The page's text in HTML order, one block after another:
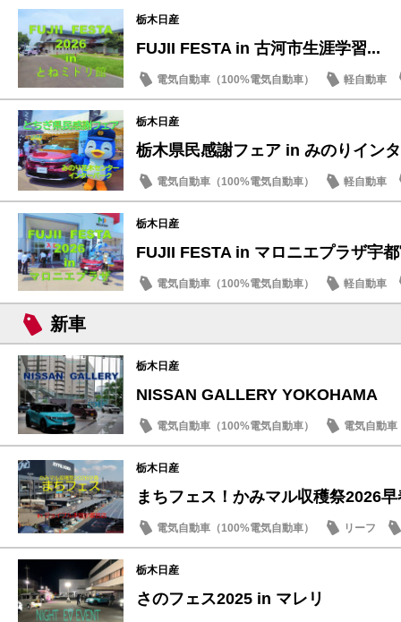
栃木日産
FUJII FESTA in 古河市生涯学習...
電気自動車（100%電気自動車）
軽自動車
サクラ
栃木日産
栃木県民感謝フェア in みのりイン
電気自動車（100%電気自動車）
軽自動車
サクラ
栃木日産
FUJII FESTA in マロニエプラザ宇
電気自動車（100%電気自動車）
軽自動車
サクラ
新車
栃木日産
NISSAN GALLERY YOKOHAMA
電気自動車（100%電気自動車）
電気自動車
ドライブ情報
話題の情報
栃木日産
まちフェス！かみマル収穫祭2026早
電気自動車（100%電気自動車）
リーフ
試乗車・展示車
栃木日産
さのフェス2025 in マレリ